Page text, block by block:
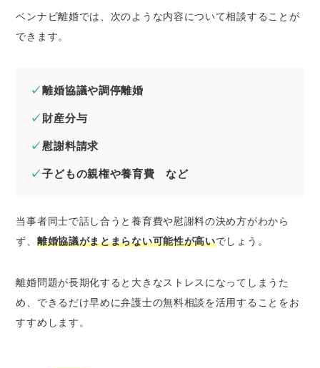
ベンナビ離婚では、次のような内容について相談することが
できます。
離婚協議や調停離婚
財産分与
慰謝料請求
子どもの親権や養育費 など
当事者同士で話し合うと養育費や慰謝料の決め方がわから
ず、 離婚協議がまとまらない可能性が高いでしょう。
離婚問題が長期化すると大きなストレスになってしまうた
め、できるだけ早めに弁護士の無料相談を活用することをお
すすめします。